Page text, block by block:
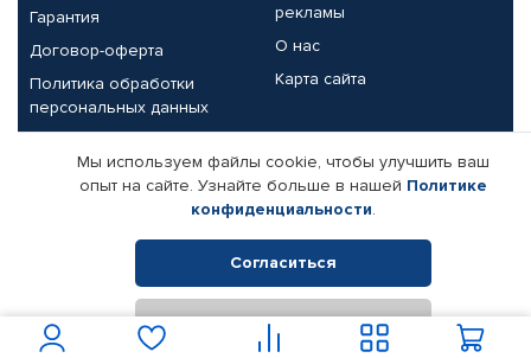
Гарантия
Договор-оферта
Политика обработки
персональных данных
рекламы
О нас
Карта сайта
Партнерам
Корпоративным клиентам
Поставщикам
Реквизиты компании
© КАМАЗ ЦЕНТР ДОНЕЦК, 2015-2026. Все права защищены.
Интернет-магазин автомобильных товаров Автопрофи.
Мы используем файлы cookie, чтобы улучшить ваш
опыт на сайте. Узнайте больше в нашей Политике
конфиденциальности.
Согласиться
Отклонить